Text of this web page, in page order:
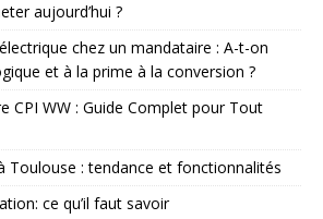
aujourd’hui ?
chez un mandataire : A-t-on
et à la prime à la conversion ?
CPI WW : Guide Complet pour Tout
Toulouse : tendance et fonctionnalités
ce qu’il faut savoir